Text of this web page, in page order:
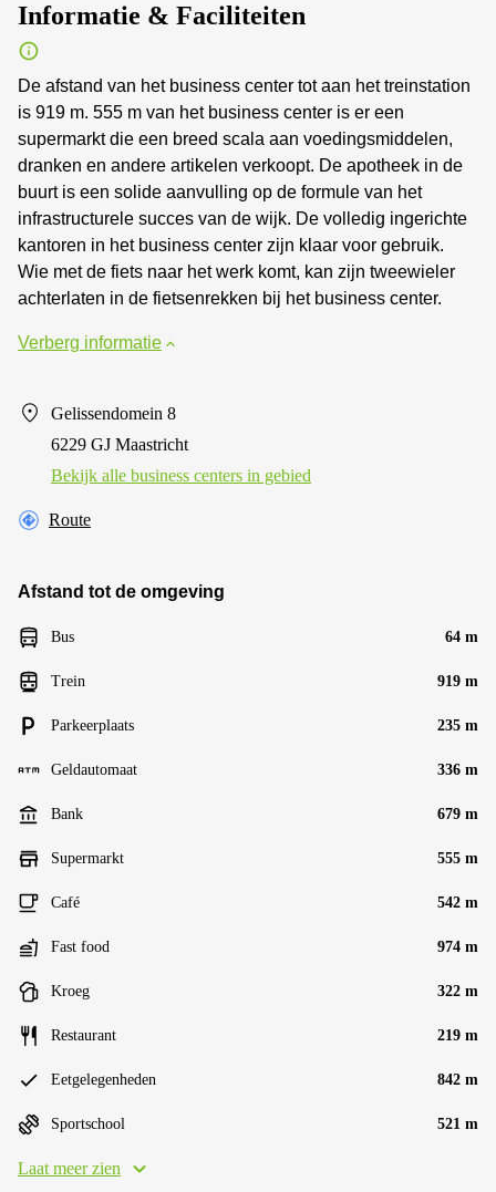
Informatie & Faciliteiten
De afstand van het business center tot aan het treinstation
is 919 m. 555 m van het business center is er een
supermarkt die een breed scala aan voedingsmiddelen,
dranken en andere artikelen verkoopt. De apotheek in de
buurt is een solide aanvulling op de formule van het
infrastructurele succes van de wijk. De volledig ingerichte
kantoren in het business center zijn klaar voor gebruik.
Wie met de fiets naar het werk komt, kan zijn tweewieler
achterlaten in de fietsenrekken bij het business center.
Verberg informatie
Gelissendomein 8
6229 GJ Maastricht
Bekijk alle business centers in gebied
Route
Afstand tot de omgeving
Bus 64 m
Trein 919 m
Parkeerplaats 235 m
Geldautomaat 336 m
Bank 679 m
Supermarkt 555 m
Café 542 m
Fast food 974 m
Kroeg 322 m
Restaurant 219 m
Eetgelegenheden 842 m
Sportschool 521 m
Laat meer zien